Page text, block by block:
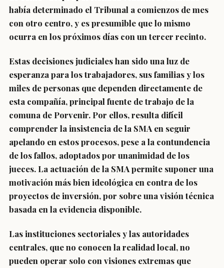
había determinado el Tribunal a comienzos de mes
con otro centro, y es presumible que lo mismo
ocurra en los próximos días con un tercer recinto.
Estas decisiones judiciales han sido una luz de
esperanza para los trabajadores, sus familias y los
miles de personas que dependen directamente de
esta compañía, principal fuente de trabajo de la
comuna de Porvenir. Por ellos, resulta difícil
comprender la insistencia de la SMA en seguir
apelando en estos procesos, pese a la contundencia
de los fallos, adoptados por unanimidad de los
jueces. La actuación de la SMA permite suponer una
motivación más bien ideológica en contra de los
proyectos de inversión, por sobre una visión técnica
basada en la evidencia disponible.
Las instituciones sectoriales y las autoridades
centrales, que no conocen la realidad local, no
pueden operar solo con visiones extremas que